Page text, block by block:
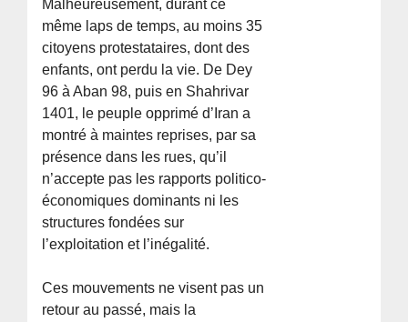
Malheureusement, durant ce
même laps de temps, au moins 35
citoyens protestataires, dont des
enfants, ont perdu la vie. De Dey
96 à Aban 98, puis en Shahrivar
1401, le peuple opprimé d’Iran a
montré à maintes reprises, par sa
présence dans les rues, qu’il
n’accepte pas les rapports politico-
économiques dominants ni les
structures fondées sur
l’exploitation et l’inégalité.
Ces mouvements ne visent pas un
retour au passé, mais la